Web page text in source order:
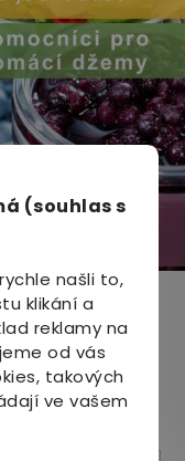
(souhlas s
našli to,
klikání a
reklamy na
od vás
takových
ve vašem
zasílat
našem e-